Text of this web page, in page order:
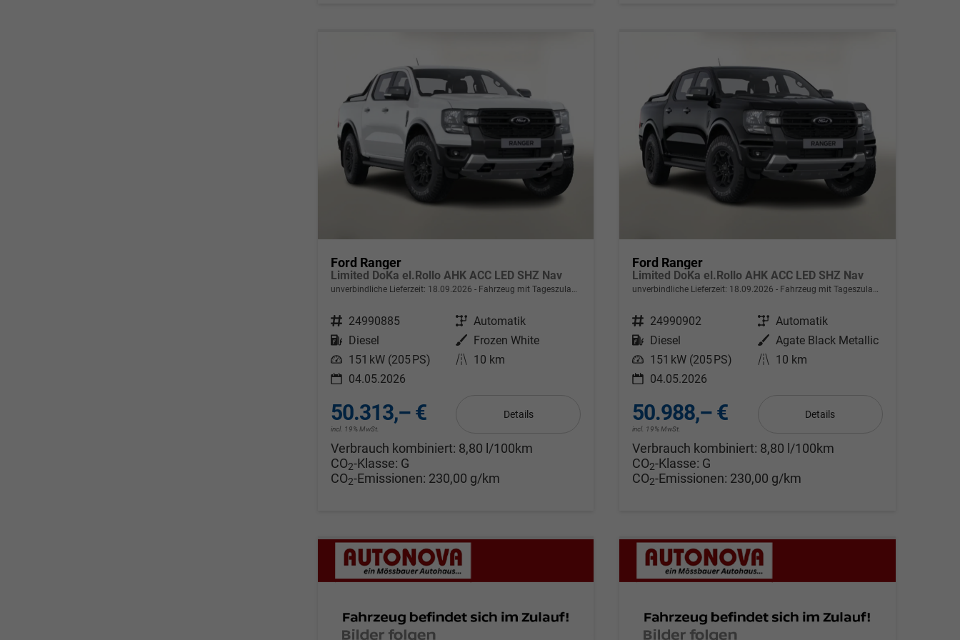
Ford Ranger
Limited DoKa el.Rollo AHK ACC LED SHZ Nav
unverbindliche Lieferzeit: 18.09.2026 Fahrzeug mit Tageszulassung
Fahrzeugnr. 24990885 Getriebe Automatik
Kraftstoff Diesel Außenfarbe Frozen White
Leistung 151 kW (205 PS) Kilometerstand 10 km
04.05.2026
50.313,– €
incl. 19% MwSt.
Details
Verbrauch kombiniert: 8,80 l/100km
CO2-Klasse: G
CO2-Emissionen: 230,00 g/km
Ford Ranger
Limited DoKa el.Rollo AHK ACC LED SHZ Nav
unverbindliche Lieferzeit: 18.09.2026 Fahrzeug mit Tageszulassung
Fahrzeugnr. 24990902 Getriebe Automatik
Kraftstoff Diesel Außenfarbe Agate Black Metallic
Leistung 151 kW (205 PS) Kilometerstand 10 km
04.05.2026
50.988,– €
incl. 19% MwSt.
Details
Verbrauch kombiniert: 8,80 l/100km
CO2-Klasse: G
CO2-Emissionen: 230,00 g/km